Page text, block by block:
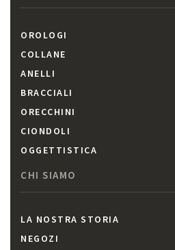
OROLOGI
COLLANE
ANELLI
BRACCIALI
ORECCHINI
CIONDOLI
OGGETTISTICA
CHI SIAMO
LA NOSTRA STORIA
NEGOZI